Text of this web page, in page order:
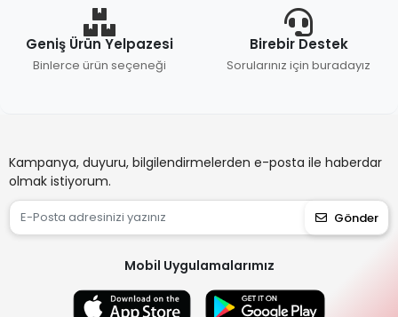
Geniş Ürün Yelpazesi
Binlerce ürün seçeneği
Birebir Destek
Sorularınız için buradayız
Kampanya, duyuru, bilgilendirmelerden e-posta ile haberdar
olmak istiyorum.
Gönder
Mobil Uygulamalarımız